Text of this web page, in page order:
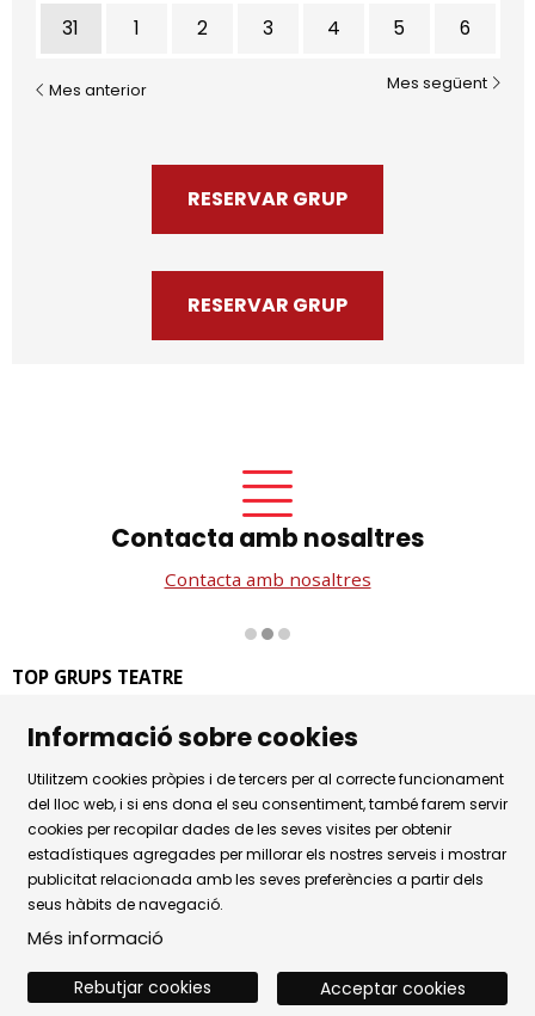
31 1 2 3 4 5 6
Mes anterior Mes següent
RESERVAR GRUP
RESERVAR GRUP
Contacta amb nosaltres
Contacta amb nosaltres
TOP GRUPS TEATRE
08002 Barcelona
Tel. 93 441 39 79
Horari d'atenció: de dilluns a dijous de 9.30h a 17.30h i
divendres de 9.30 a 14.30h.
Sitemap | Avís Legal | Ús de Cookies
|
Política de privacitat
|
Informació sobre cookies
Utilitzem cookies pròpies i de tercers per al correcte funcionament
del lloc web, i si ens dona el seu consentiment, també farem servir
cookies per recopilar dades de les seves visites per obtenir
estadístiques agregades per millorar els nostres serveis i mostrar
publicitat relacionada amb les seves preferències a partir dels
seus hàbits de navegació.
Més informació
Acceptar cookies
Rebutjar cookies